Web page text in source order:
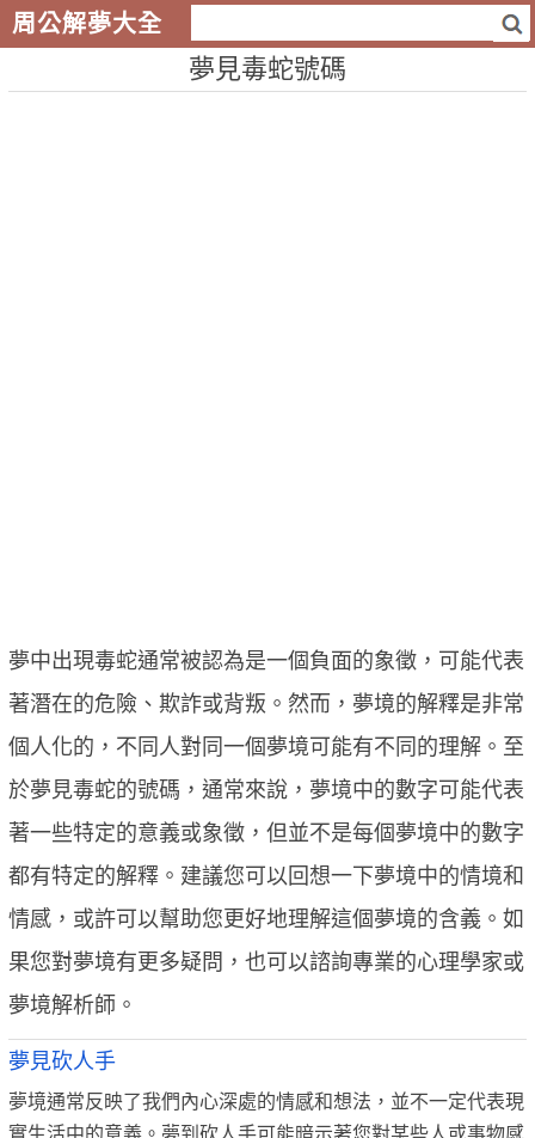
周公解夢大全
夢見毒蛇號碼
夢中出現毒蛇通常被認為是一個負面的象徵，可能代表
著潛在的危險、欺詐或背叛。然而，夢境的解釋是非常
個人化的，不同人對同一個夢境可能有不同的理解。至
於夢見毒蛇的號碼，通常來說，夢境中的數字可能代表
著一些特定的意義或象徵，但並不是每個夢境中的數字
都有特定的解釋。建議您可以回想一下夢境中的情境和
情感，或許可以幫助您更好地理解這個夢境的含義。如
果您對夢境有更多疑問，也可以諮詢專業的心理學家或
夢境解析師。
夢見砍人手
夢境通常反映了我們內心深處的情感和想法，並不一定代表現
實生活中的意義。夢到砍人手可能暗示著您對某些人或事物感